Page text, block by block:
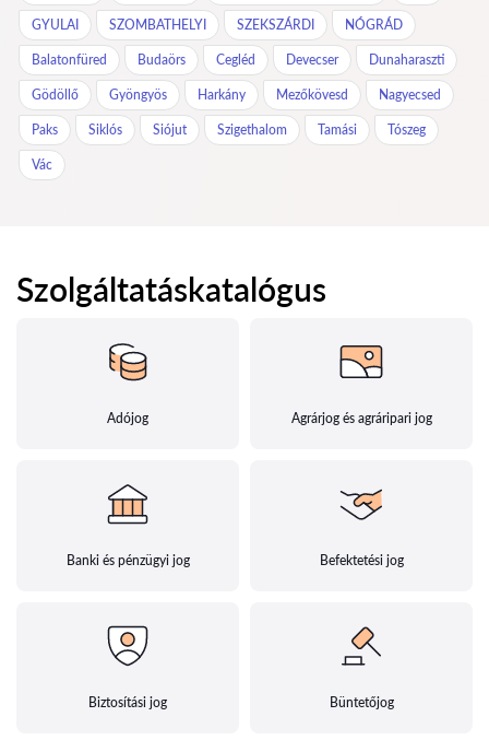
GYULAI SZOMBATHELYI SZEKSZÁRDI NÓGRÁD
Balatonfüred Budaörs Cegléd Devecser Dunaharaszti
Gödöllő Gyöngyös Harkány Mezőkövesd Nagyecsed
Paks Siklós Siójut Szigethalom Tamási Tószeg
Vác
Szolgáltatáskatalógus
Adójog Agrárjog és agráripari jog
Banki és pénzügyi jog Befektetési jog
Biztosítási jog Büntetőjog